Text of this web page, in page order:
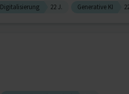
Digitalisierung 22 J. Generative KI